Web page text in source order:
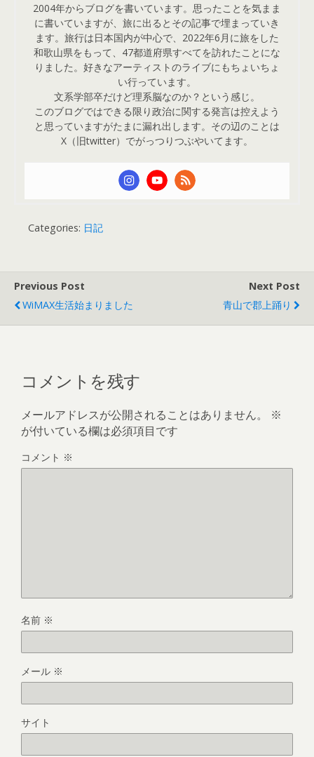
2004年からブログを書いています。思ったことを気まま
に書いていますが、旅に出るとその記事で埋まっていき
ます。旅行は日本国内が中心で、2022年6月に旅をした
和歌山県をもって、47都道府県すべてを訪れたことにな
りました。好きなアーティストのライブにもちょいちょ
い行っています。
文系学部卒だけど理系脳なのか？という感じ。
このブログではできる限り政治に関する発言は控えよう
と思っていますがたまに漏れ出します。その辺のことは
X（旧twitter）でがっつりつぶやいてます。
Categories: 日記
Previous Post
WiMAX生活始まりました
Next Post
青山で郡上踊り
コメントを残す
メールアドレスが公開されることはありません。
※
が付いている欄は必須項目です
コメント ※
名前 ※
メール ※
サイト